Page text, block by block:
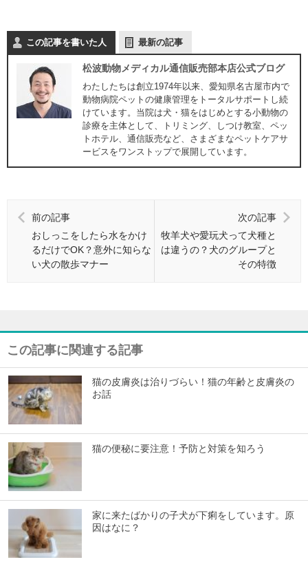
この記事を書いた人 最新の記事
松波動物メディカル通信販売部本店公式ブログ
わたしたちは創立1974年以来、愛知県名古屋市内で
動物病院ペットの健康管理をトータルサポートし続
けています。当院は犬・猫をはじめとする小動物の
診療を主体として、トリミング、しつけ教室、ペッ
トホテル、通信販売など、さまざまなペットケアサ
ービスをワンストップで展開しています。
前の記事
おしっこをしたら水をかけ
るだけでOK？意外に知らな
い犬の散歩マナー
次の記事
牧羊犬や愛玩犬って犬種と
は違うの？犬のグループと
その特徴
この記事に関連する記事
猫の皮膚炎は治りづらい！猫の年齢と皮膚炎の
お話
猫の便秘に要注意！予防と対策を知ろう
家に来たばかりの子犬が下痢をしています。原
因はなに？